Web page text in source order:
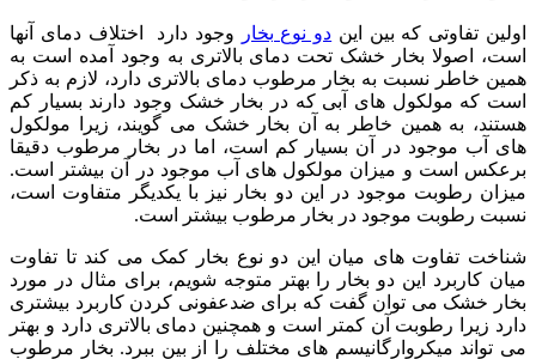
اولین تفاوتی که بین این دو نوع بخار
وجود دارد اختلاف دمای آنها
است، اصولا بخار خشک تحت دمای بالاتری به وجود آمده است به
همین خاطر نسبت به بخار مرطوب دمای بالاتری دارد، لازم به ذکر
است که مولکول های آبی که در بخار خشک وجود دارند بسیار کم
هستند، به همین خاطر به آن بخار خشک می گویند، زیرا مولکول
های آب موجود در آن بسیار کم است، اما در بخار مرطوب دقیقا
برعکس است و میزان مولکول های آب موجود در آن بیشتر است.
میزان رطوبت موجود در این دو بخار نیز با یکدیگر متفاوت است،
نسبت رطوبت موجود در بخار مرطوب بیشتر است.
شناخت تفاوت های میان این دو نوع بخار کمک می کند تا تفاوت
میان کاربرد این دو بخار را بهتر متوجه شویم، برای مثال در مورد
بخار خشک می توان گفت که برای ضدعفونی کردن کاربرد بیشتری
دارد زیرا رطوبت آن کمتر است و همچنین دمای بالاتری دارد و بهتر
می تواند میکروارگانیسم های مختلف را از بین ببرد. بخار مرطوب